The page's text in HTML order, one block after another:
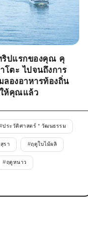
ปแรกของคุณ คุ
ตะ ไปจนถึงการ
ลองอาหารท้องถิ่น
ให้คุณแล้ว
ประวัติศาสตร์ * วัฒนธรรม
รา #ฤดูใบไม้ผลิ
#ฤดูหนาว